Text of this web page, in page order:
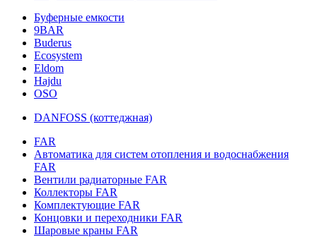
Буферные емкости
9BAR
Buderus
Ecosystem
Eldom
Hajdu
OSO
DANFOSS (коттеджная)
FAR
Автоматика для систем отопления и водоснабжения
FAR
Вентили радиаторные FAR
Коллекторы FAR
Комплектующие FAR
Концовки и переходники FAR
Шаровые краны FAR